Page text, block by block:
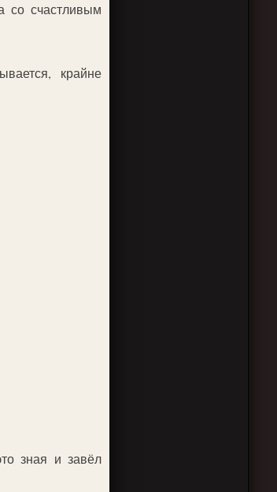
со счастливым
крайне
зная и завёл